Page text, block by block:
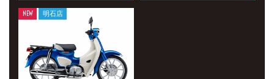
NEW 明石店